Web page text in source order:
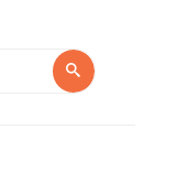
Search
Search